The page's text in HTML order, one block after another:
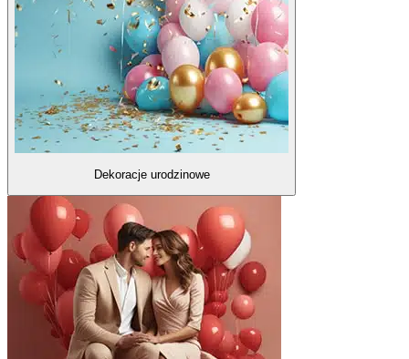
Dekoracje urodzinowe